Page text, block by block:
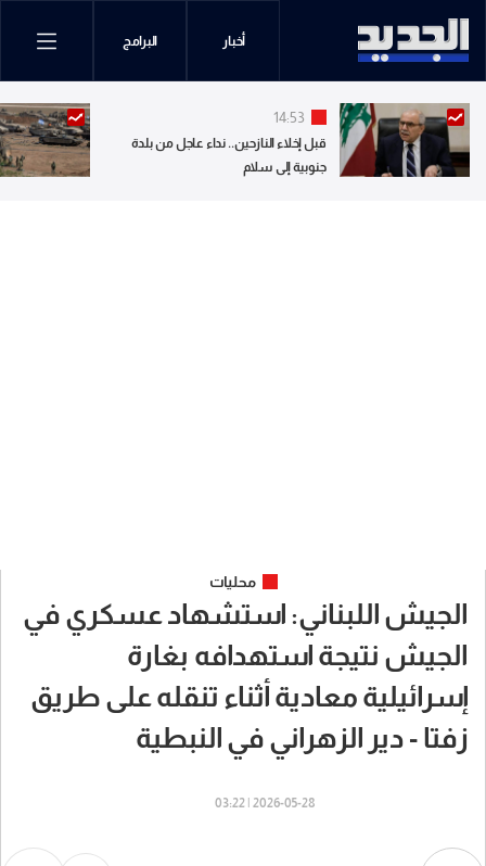
أخبار البرامج
14:53
قبل إخلاء النازحين.. نداء عاجل من بلدة
جنوبية إلى سلام
محليات
الجيش اللبناني: استشهاد عسكري في
الجيش نتيجة استهدافه بغارة
إسرائيلية معادية أثناء تنقله على طريق
زفتا - دير الزهراني في النبطية
2026-05-28 | 03:22